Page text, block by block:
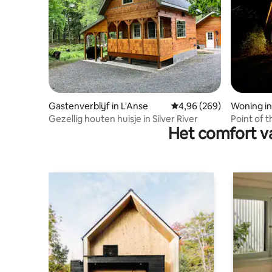
Gastenverblijf in L'Anse Gemiddelde
4,96 (269)
Gezellig houten huisje in Silver River
Woning
Point of
Het comfort